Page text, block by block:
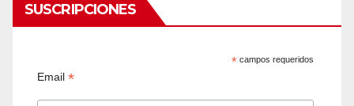
SUSCRIPCIONES
* campos requeridos
Email*